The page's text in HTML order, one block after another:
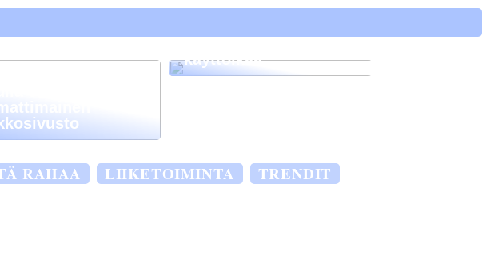
käyttöikää
RAHAA LIIKETOIMINTA TRENDIT